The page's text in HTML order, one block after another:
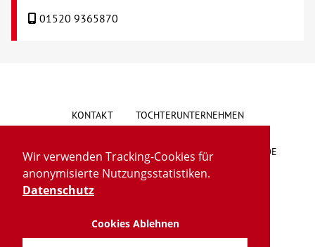
Wir verwenden Tracking-Cookies für
anonymisierte Nutzungsstatistiken.
Datenschutz
Cookies Ablehnen
01520 9365870
KONTAKT TOCHTERUNTERNEHMEN
HINWEISGEBERSYSTEM VORSCHLAG/BESCHWERDE
LIEFERKETTENGESETZ
IMPRESSUM DATENSCHUTZ